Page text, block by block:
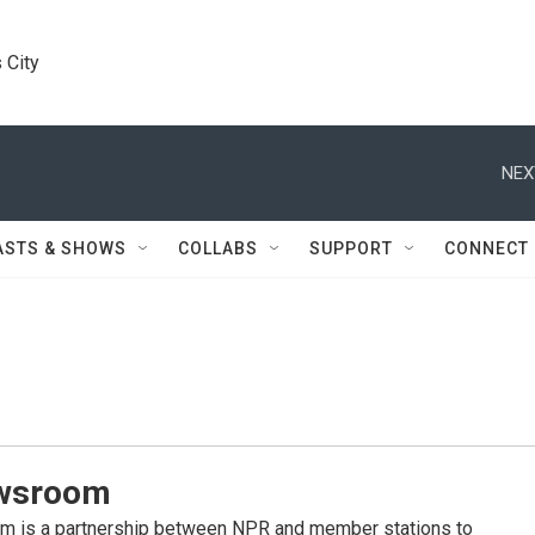
City
& SHOWS COLLABS SUPPORT CONNECT
is a partnership between NPR and member stations to